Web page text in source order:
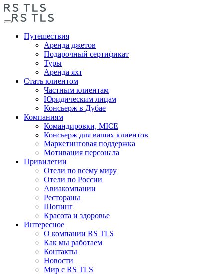
Путешествия
Аренда джетов
Подарочный сертификат
Туры
Аренда яхт
Стать клиентом
Частным клиентам
Юридическим лицам
Консьерж в Дубае
Компаниям
Командировки, MICE
Консьерж для ваших клиентов
Маркетинговая поддержка
Мотивация персонала
Привилегии
Отели по всему миру
Отели по России
Авиакомпании
Рестораны
Шопинг
Красота и здоровье
Интересное
О компании RS TLS
Как мы работаем
Контакты
Новости
Мир с RS TLS